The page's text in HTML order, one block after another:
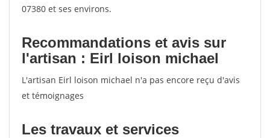
07380 et ses environs.
Recommandations et avis sur
l'artisan : Eirl loison michael
L'artisan Eirl loison michael n'a pas encore reçu d'avis
et témoignages
Les travaux et services